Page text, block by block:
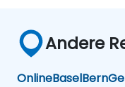
Andere
OnlineBaselBern